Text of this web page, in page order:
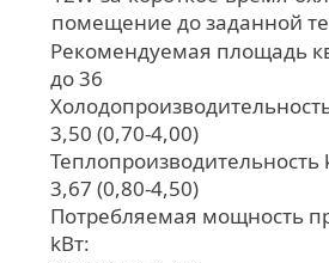
помещение до заданной
Рекомендуемая площадь
до 36
3,50 (0,70-4,00)
Теплопроизводительность
3,67 (0,80-4,50)
Потребляемая мощность
kВт: